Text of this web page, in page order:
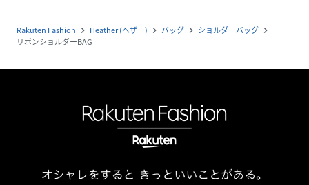
Rakuten Fashion navigate_next Heather (ヘザー) navigate_next バッグ navigate_next ショルダーバッグ navigate_next
リボンショルダーBAG